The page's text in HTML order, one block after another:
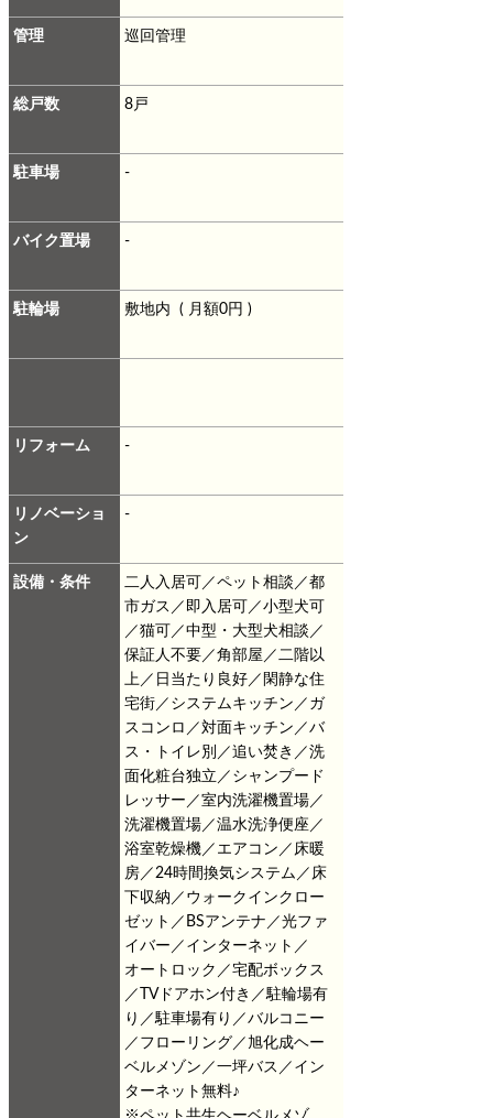
管理 巡回管理
総戸数 8戸
駐車場 -
バイク置場 -
駐輪場 敷地内 ( 月額0円 )
リフォーム -
リノベーショ
ン
-
設備・条件
二人入居可／ペット相談／都
市ガス／即入居可／小型犬可
／猫可／中型・大型犬相談／
保証人不要／角部屋／二階以
上／日当たり良好／閑静な住
宅街／システムキッチン／ガ
スコンロ／対面キッチン／バ
ス・トイレ別／追い焚き／洗
面化粧台独立／シャンプード
レッサー／室内洗濯機置場／
洗濯機置場／温水洗浄便座／
浴室乾燥機／エアコン／床暖
房／24時間換気システム／床
下収納／ウォークインクロー
ゼット／BSアンテナ／光ファ
イバー／インターネット／
オートロック／宅配ボックス
／TVドアホン付き／駐輪場有
り／駐車場有り／バルコニー
／フローリング／旭化成ヘー
ベルメゾン／一坪バス／イン
ターネット無料♪